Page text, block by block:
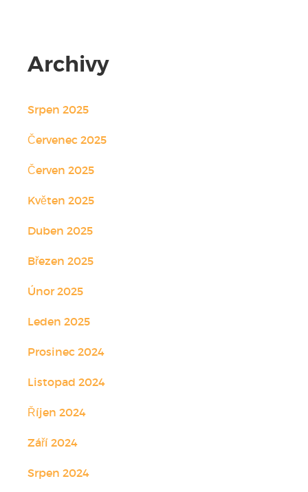
Archivy
Srpen 2025
Červenec 2025
Červen 2025
Květen 2025
Duben 2025
Březen 2025
Únor 2025
Leden 2025
Prosinec 2024
Listopad 2024
Říjen 2024
Září 2024
Srpen 2024